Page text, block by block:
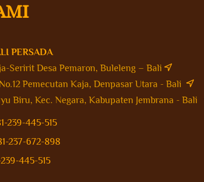
PERSADA
Seririt Desa Pemaron, Buleleng – Bali
Pemecutan Kaja, Denpasar Utara - Bali
Biru, Kec. Negara, Kabupaten Jembrana - Bali
239-445-515
237-672-898
445-515